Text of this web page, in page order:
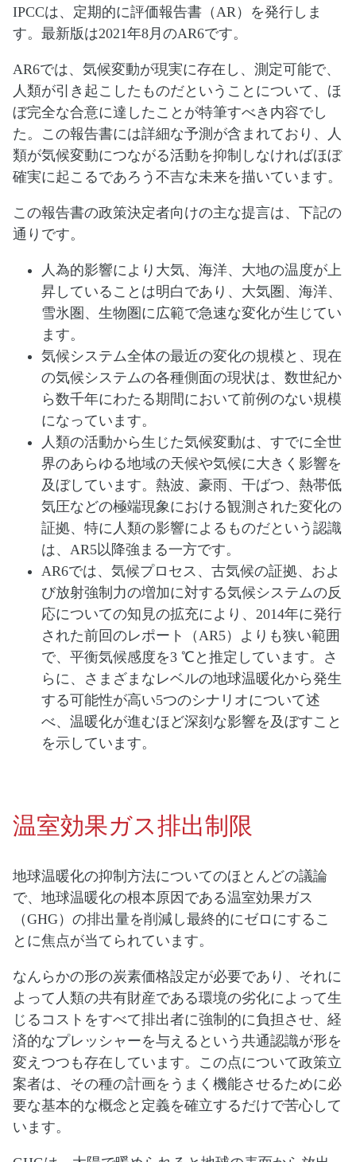
IPCCは、定期的に評価報告書（AR）を発行しま
す。最新版は2021年8月のAR6です。
AR6では、気候変動が現実に存在し、測定可能で、
人類が引き起こしたものだということについて、ほ
ぼ完全な合意に達したことが特筆すべき内容でし
た。この報告書には詳細な予測が含まれており、人
類が気候変動につながる活動を抑制しなければほぼ
確実に起こるであろう不吉な未来を描いています。
この報告書の政策決定者向けの主な提言は、下記の
通りです。
人為的影響により大気、海洋、大地の温度が上
昇していることは明白であり、大気圏、海洋、
雪氷圏、生物圏に広範で急速な変化が生じてい
ます。
気候システム全体の最近の変化の規模と、現在
の気候システムの各種側面の現状は、数世紀か
ら数千年にわたる期間において前例のない規模
になっています。
人類の活動から生じた気候変動は、すでに全世
界のあらゆる地域の天候や気候に大きく影響を
及ぼしています。熱波、豪雨、干ばつ、熱帯低
気圧などの極端現象における観測された変化の
証拠、特に人類の影響によるものだという認識
は、AR5以降強まる一方です。
AR6では、気候プロセス、古気候の証拠、およ
び放射強制力の増加に対する気候システムの反
応についての知見の拡充により、2014年に発行
された前回のレポート（AR5）よりも狭い範囲
で、平衡気候感度を3 ℃と推定しています。さ
らに、さまざまなレベルの地球温暖化から発生
する可能性が高い5つのシナリオについて述
べ、温暖化が進むほど深刻な影響を及ぼすこと
を示しています。
温室効果ガス排出制限
地球温暖化の抑制方法についてのほとんどの議論
で、地球温暖化の根本原因である温室効果ガス
（GHG）の排出量を削減し最終的にゼロにするこ
とに焦点が当てられています。
なんらかの形の炭素価格設定が必要であり、それに
よって人類の共有財産である環境の劣化によって生
じるコストをすべて排出者に強制的に負担させ、経
済的なプレッシャーを与えるという共通認識が形を
変えつつも存在しています。この点について政策立
案者は、その種の計画をうまく機能させるために必
要な基本的な概念と定義を確立するだけで苦心して
います。